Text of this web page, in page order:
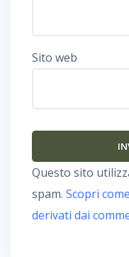
Sito web
Questo sito
spam. Scopri
derivati dai